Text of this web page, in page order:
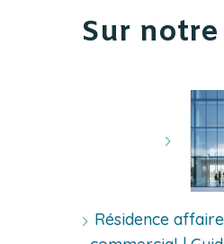
Sur
Résidence